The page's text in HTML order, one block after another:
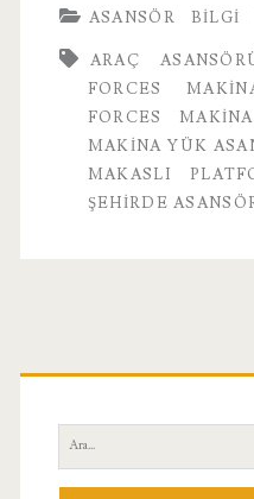
ASANSÖR BILGI
ARAÇ
FORCES
FORCES
MAKINA YÜK
MAKASLI
ŞEHIRDE
Birincil
Yan
Ara: